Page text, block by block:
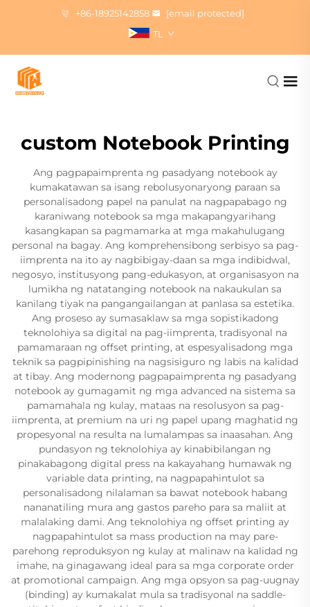
+86-18925142858
[email protected]
TL
custom Notebook Printing
Ang pagpapaimprenta ng pasadyang notebook ay
kumakatawan sa isang rebolusyonaryong paraan sa
personalisadong papel na panulat na nagpapabago ng
karaniwang notebook sa mga makapangyarihang
kasangkapan sa pagmamarka at mga makahulugang
personal na bagay. Ang komprehensibong serbisyo sa pag-
iimprenta na ito ay nagbibigay-daan sa mga indibidwal,
negosyo, institusyong pang-edukasyon, at organisasyon na
lumikha ng natatanging notebook na nakaukulan sa
kanilang tiyak na pangangailangan at panlasa sa estetika.
Ang proseso ay sumasaklaw sa mga sopistikadong
teknolohiya sa digital na pag-iimprenta, tradisyonal na
pamamaraan ng offset printing, at espesyalisadong mga
teknik sa pagpipinishing na nagsisiguro ng labis na kalidad
at tibay. Ang modernong pagpapaimprenta ng pasadyang
notebook ay gumagamit ng mga advanced na sistema sa
pamamahala ng kulay, mataas na resolusyon sa pag-
iimprenta, at premium na uri ng papel upang maghatid ng
propesyonal na resulta na lumalampas sa inaasahan. Ang
pundasyon ng teknolohiya ay kinabibilangan ng
pinakabagong digital press na kakayahang humawak ng
variable data printing, na nagpapahintulot sa
personalisadong nilalaman sa bawat notebook habang
nananatiling mura ang gastos pareho para sa maliit at
malalaking dami. Ang teknolohiya ng offset printing ay
nagpapahintulot sa mass production na may pare-
parehong reproduksyon ng kulay at malinaw na kalidad ng
imahe, na ginagawang ideal para sa mga corporate order
at promotional campaign. Ang mga opsyon sa pag-uugnay
(binding) ay kumakalat mula sa tradisyonal na saddle-